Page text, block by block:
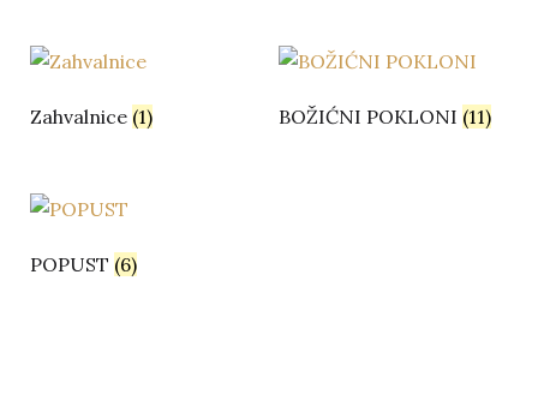
Zahvalnice (1) BOŽIĆNI POKLONI (11)
POPUST (6)